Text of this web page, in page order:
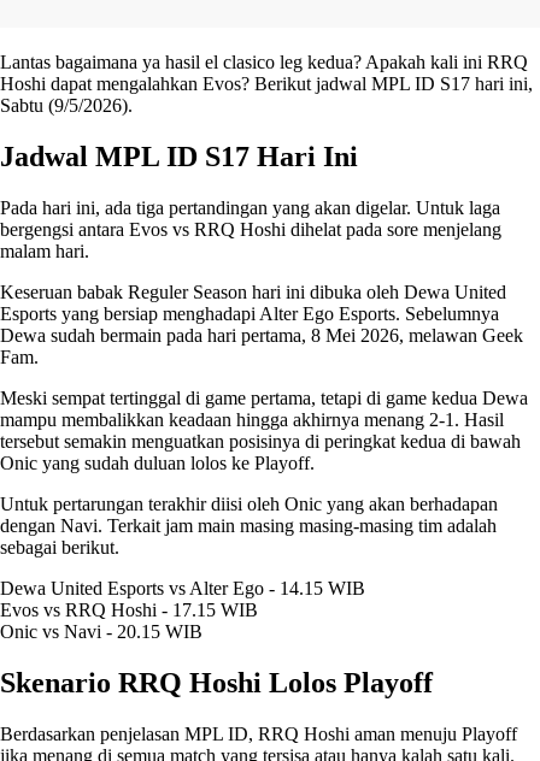
Lantas bagaimana ya hasil el clasico leg kedua? Apakah kali ini RRQ
Hoshi dapat mengalahkan Evos? Berikut jadwal MPL ID S17 hari ini,
Sabtu (9/5/2026).
Jadwal MPL ID S17 Hari Ini
Pada hari ini, ada tiga pertandingan yang akan digelar. Untuk laga
bergengsi antara Evos vs RRQ Hoshi dihelat pada sore menjelang
malam hari.
Keseruan babak Reguler Season hari ini dibuka oleh Dewa United
Esports yang bersiap menghadapi Alter Ego Esports. Sebelumnya
Dewa sudah bermain pada hari pertama, 8 Mei 2026, melawan Geek
Fam.
Meski sempat tertinggal di game pertama, tetapi di game kedua Dewa
mampu membalikkan keadaan hingga akhirnya menang 2-1. Hasil
tersebut semakin menguatkan posisinya di peringkat kedua di bawah
Onic yang sudah duluan lolos ke Playoff.
Untuk pertarungan terakhir diisi oleh Onic yang akan berhadapan
dengan Navi. Terkait jam main masing masing-masing tim adalah
sebagai berikut.
Dewa United Esports vs Alter Ego - 14.15 WIB
Evos vs RRQ Hoshi - 17.15 WIB
Onic vs Navi - 20.15 WIB
Skenario RRQ Hoshi Lolos Playoff
Berdasarkan penjelasan MPL ID, RRQ Hoshi aman menuju Playoff
jika menang di semua match yang tersisa atau hanya kalah satu kali.